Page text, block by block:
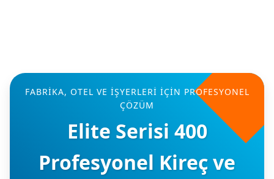
FABRIKA, OTEL VE İŞYERLERI İÇIN PROFESYONEL
ÇÖZÜM
Elite Serisi 400
Profesyonel Kireç ve